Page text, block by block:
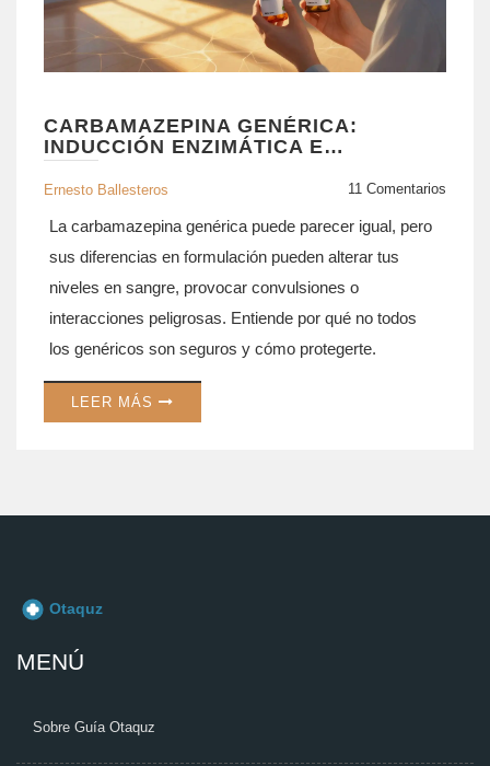
CARBAMAZEPINA GENÉRICA:
INDUCCIÓN ENZIMÁTICA E
INTERACCIONES MEDICAMENTOSAS
Ernesto Ballesteros 11 Comentarios
La carbamazepina genérica puede parecer igual, pero
sus diferencias en formulación pueden alterar tus
niveles en sangre, provocar convulsiones o
interacciones peligrosas. Entiende por qué no todos
los genéricos son seguros y cómo protegerte.
LEER MÁS
MENÚ
Sobre Guía Otaquz